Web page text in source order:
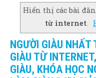
Hiển thị các bài
từ internet.
NGƯỜI GIÀU NHẤT
GIÀU TỪ
GIÀU, KHÓA HỌC